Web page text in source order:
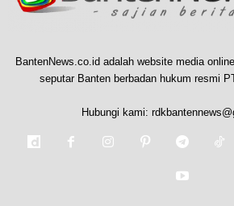
BantenNews.co.id adalah website media
seputar Banten berbadan hukum resmi
Hubungi kami: